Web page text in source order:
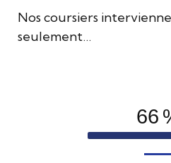
Nos coursiers
seulement…
84